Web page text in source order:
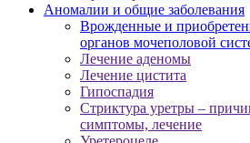
Аномалии и общие заболевания
Врожденные и
органов мочеполовой
Лечение аденомы
Лечение цистита
Гипоспадия
Стриктура уретры –
симптомы, лечение